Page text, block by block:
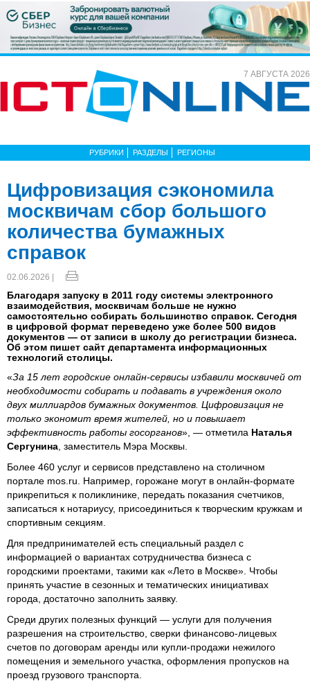
7 АВГУСТА 2026
РУБРИКИ РАЗДЕЛЫ РЕГИОНЫ
Цифровизация сэкономила
москвичам сбор большого
количества бумажных
справок
02.06.2026 |
Благодаря запуску в 2011 году системы электронного
взаимодействия, москвичам больше не нужно
самостоятельно собирать большинство справок. Сегодня
в цифровой формат переведено уже более 500 видов
документов — от записи в школу до регистрации бизнеса.
Об этом пишет сайт департамента информационных
технологий столицы.
«За 15 лет городские онлайн-сервисы избавили москвичей от
необходимости собирать и подавать в учреждения около
двух миллиардов бумажных документов. Цифровизация не
только экономит время жителей, но и повышает
эффективность работы госорганов», — отметила Наталья
Сергунина , заместитель Мэра Москвы.
Более 460 услуг и сервисов представлено на столичном
портале mos.ru. Например, горожане могут в онлайн-формате
прикрепиться к поликлинике, передать показания счетчиков,
записаться к нотариусу, присоединиться к творческим кружкам и
спортивным секциям.
Для предпринимателей есть специальный раздел с
информацией о вариантах сотрудничества бизнеса с
городскими проектами, такими как «Лето в Москве». Чтобы
принять участие в сезонных и тематических инициативах
города, достаточно заполнить заявку.
Среди других полезных функций — услуги для получения
разрешения на строительство, сверки финансово‑лицевых
счетов по договорам аренды или купли‑продажи нежилого
помещения и земельного участка, оформления пропусков на
проезд грузового транспорта.